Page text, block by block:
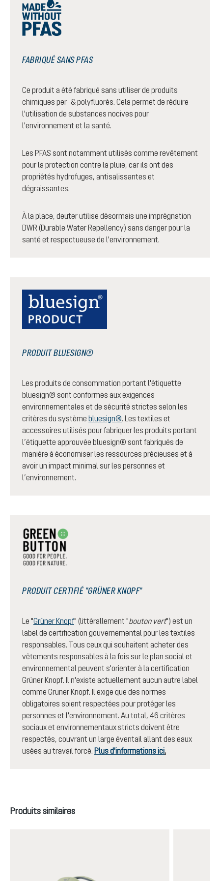
FABRIQUÉ SANS PFAS
Ce produit a été fabriqué sans utiliser de produits
chimiques per- & polyfluorés. Cela permet de réduire
l'utilisation de substances nocives pour
l'environnement et la santé.
Les PFAS sont notamment utilisés comme revêtement
pour la protection contre la pluie, car ils ont des
propriétés hydrofuges, antisalissantes et
dégraissantes.
À la place, deuter utilise désormais une imprégnation
DWR (Durable Water Repellency) sans danger pour la
santé et respectueuse de l'environnement.
PRODUIT BLUESIGN®
Les produits de consommation portant l'étiquette
bluesign® sont conformes aux exigences
environnementales et de sécurité strictes selon les
critères du système bluesign®. Les textiles et
accessoires utilisés pour fabriquer les produits portant
l’étiquette approuvée bluesign® sont fabriqués de
manière à économiser les ressources précieuses et à
avoir un impact minimal sur les personnes et
l’environnement.
PRODUIT CERTIFIÉ "GRÜNER KNOPF"
Le "Grüner Knopf" (littérallement "bouton vert") est un
label de certification gouvernemental pour les textiles
responsables. Tous ceux qui souhaitent acheter des
vêtements responsables à la fois sur le plan social et
environnemental peuvent s'orienter à la certification
Grüner Knopf. Il n'existe actuellement aucun autre label
comme Grüner Knopf. Il exige que des normes
obligatoires soient respectées pour protéger les
personnes et l'environnement. Au total, 46 critères
sociaux et environnementaux stricts doivent être
respectés, couvrant un large éventail allant des eaux
usées au travail forcé. Plus d'informations ici.
Ignorer la galerie de produits
Produits similaires